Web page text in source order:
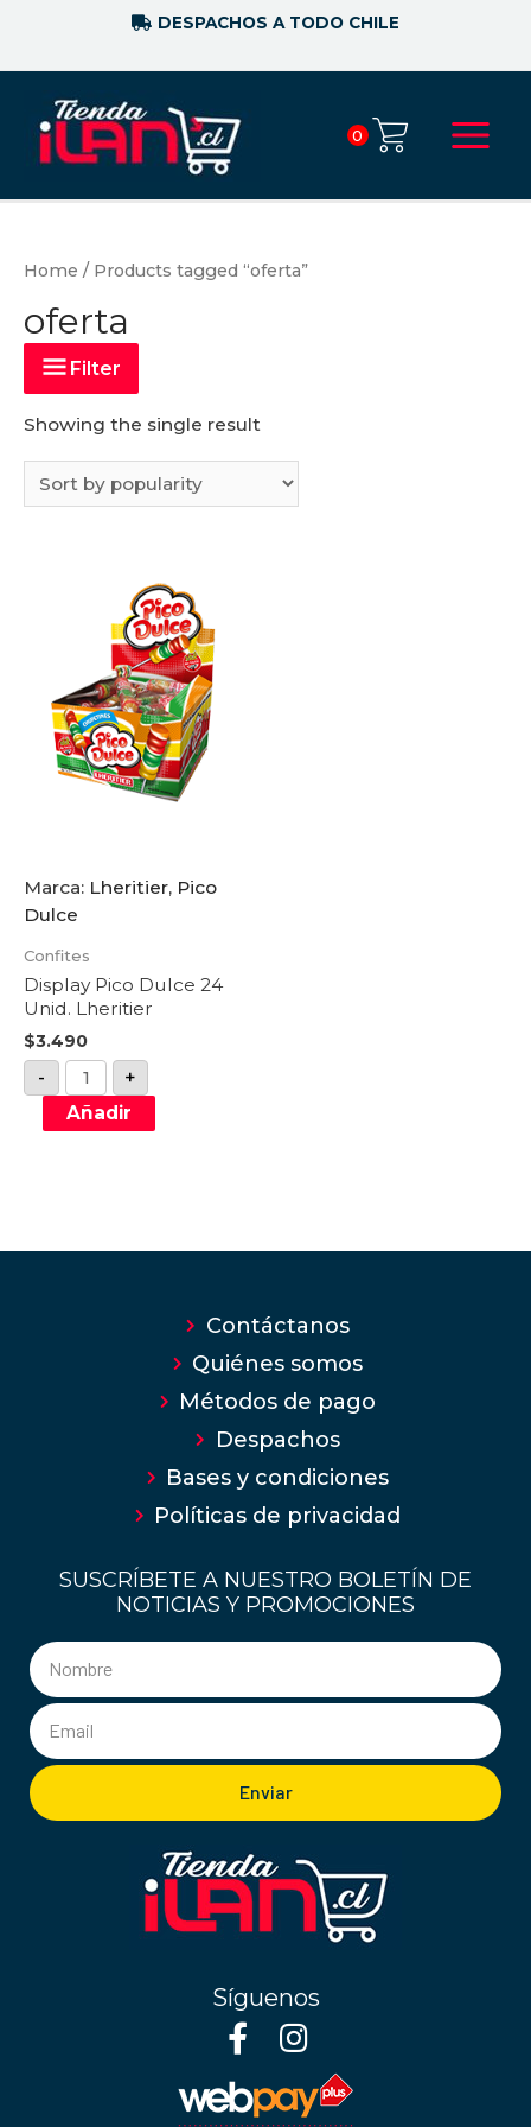
DESPACHOS A TODO CHILE
0
Home / Products tagged “oferta”
oferta
Filter
Showing the single result
Marca: Lheritier, Pico
Dulce
Confites
Display Pico Dulce 24
Unid. Lheritier
$3.490
-
+
Añadir
Contáctanos
Quiénes somos
Métodos de pago
Despachos
Bases y condiciones
Políticas de privacidad
SUSCRÍBETE A NUESTRO BOLETÍN DE
NOTICIAS Y PROMOCIONES
Enviar
Síguenos